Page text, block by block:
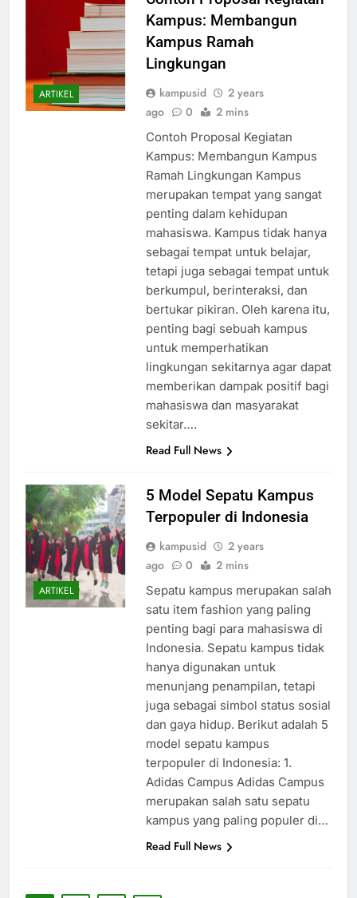
ARTIKEL
Kampus: Membangun
Kampus Ramah
Lingkungan
kampusid
2 years
ago
0 2 mins
Contoh Proposal Kegiatan
Kampus: Membangun Kampus
Ramah Lingkungan Kampus
merupakan tempat yang sangat
penting dalam kehidupan
mahasiswa. Kampus tidak hanya
sebagai tempat untuk belajar,
tetapi juga sebagai tempat untuk
berkumpul, berinteraksi, dan
bertukar pikiran. Oleh karena itu,
penting bagi sebuah kampus
untuk memperhatikan
lingkungan sekitarnya agar dapat
memberikan dampak positif bagi
mahasiswa dan masyarakat
sekitar….
Read Full News
ARTIKEL
5 Model Sepatu Kampus
Terpopuler di Indonesia
kampusid
2 years
ago
0 2 mins
Sepatu kampus merupakan salah
satu item fashion yang paling
penting bagi para mahasiswa di
Indonesia. Sepatu kampus tidak
hanya digunakan untuk
menunjang penampilan, tetapi
juga sebagai simbol status sosial
dan gaya hidup. Berikut adalah 5
model sepatu kampus
terpopuler di Indonesia: 1.
Adidas Campus Adidas Campus
merupakan salah satu sepatu
kampus yang paling populer di…
Read Full News